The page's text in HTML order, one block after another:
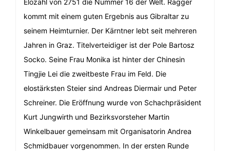
Elozahl von 2751 die Nummer 16 der Welt. Ragger
kommt mit einem guten Ergebnis aus Gibraltar zu
seinem Heimturnier. Der Kärntner lebt seit mehreren
Jahren in Graz. Titelverteidiger ist der Pole Bartosz
Socko. Seine Frau Monika ist hinter der Chinesin
Tingjie Lei die zweitbeste Frau im Feld. Die
elostärksten Steier sind Andreas Diermair und Peter
Schreiner. Die Eröffnung wurde von Schachpräsident
Kurt Jungwirth und Bezirksvorsteher Martin
Winkelbauer gemeinsam mit Organisatorin Andrea
Schmidbauer vorgenommen. In der ersten Runde